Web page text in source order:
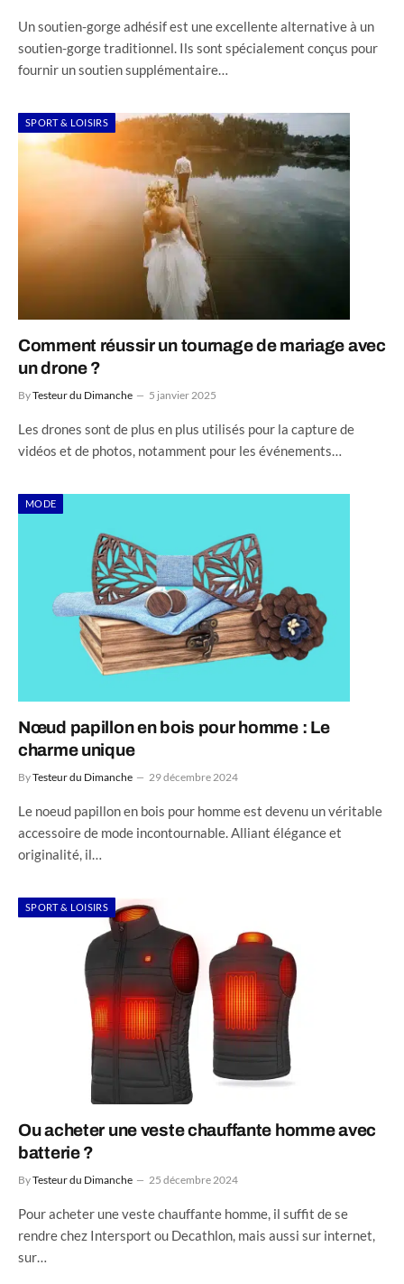
Un soutien-gorge adhésif est une excellente alternative à un
soutien-gorge traditionnel. Ils sont spécialement conçus pour
fournir un soutien supplémentaire…
SPORT & LOISIRS
Comment réussir un tournage de mariage avec
un drone ?
ByTesteur du Dimanche 5 janvier 2025
Les drones sont de plus en plus utilisés pour la capture de
vidéos et de photos, notamment pour les événements…
MODE
Nœud papillon en bois pour homme : Le
charme unique
ByTesteur du Dimanche 29 décembre 2024
Le noeud papillon en bois pour homme est devenu un véritable
accessoire de mode incontournable. Alliant élégance et
originalité, il…
SPORT & LOISIRS
Ou acheter une veste chauffante homme avec
batterie ?
ByTesteur du Dimanche 25 décembre 2024
Pour acheter une veste chauffante homme, il suffit de se
rendre chez Intersport ou Decathlon, mais aussi sur internet,
sur…